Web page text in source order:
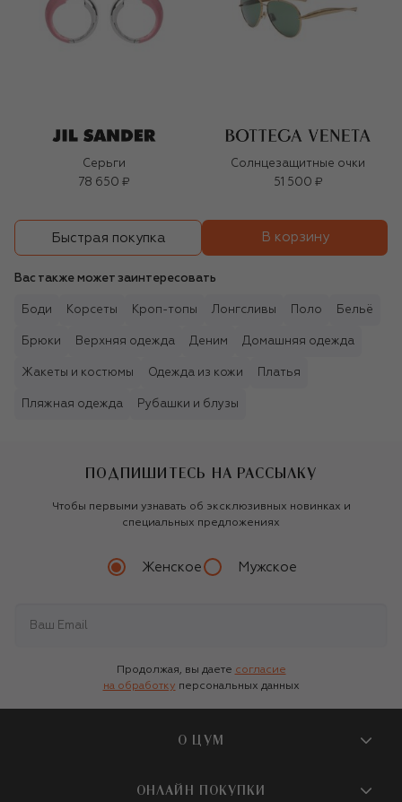
Серьги
78 650 ₽
Солнцезащитные очки
51 500 ₽
Быстрая покупка В корзину
Вас также может заинтересовать
Боди Корсеты Кроп-топы Лонгсливы Поло Бельё
Брюки Верхняя одежда Деним Домашняя одежда
Жакеты и костюмы Одежда из кожи Платья
Пляжная одежда Рубашки и блузы
ПОДПИШИТЕСЬ НА РАССЫЛКУ
Чтобы первыми узнавать об эксклюзивных новинках и
специальных предложениях
Женское Мужское
Продолжая, вы даете согласие
на обработку персональных данных
О ЦУМ
О магазине
ОНЛАЙН ПОКУПКИ